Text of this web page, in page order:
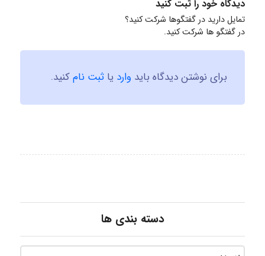
دیدگاه خود را ثبت کنید
تمایل دارید در گفتگوها شرکت کنید؟
در گفتگو ها شرکت کنید.
برای نوشتن دیدگاه باید وارد یا ثبت نامکنید.
دسته بندی ها